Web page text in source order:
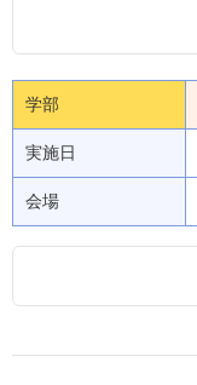
学部
実施日
会場